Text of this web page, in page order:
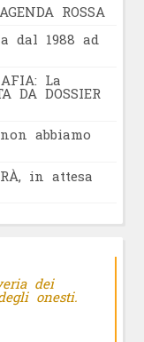
ROSSA
dal 1988 ad
La
DA DOSSIER
abbiamo
in attesa
dei
onesti.